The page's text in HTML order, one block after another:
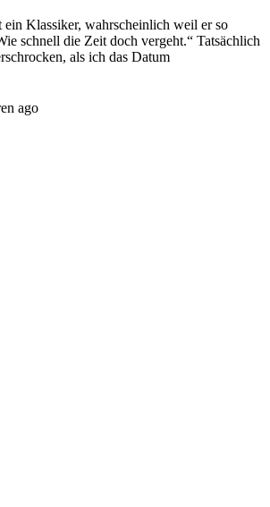
ein Klassiker, wahrscheinlich weil er so
schnell die Zeit doch vergeht.“ Tatsächlich
als ich das Datum
ago